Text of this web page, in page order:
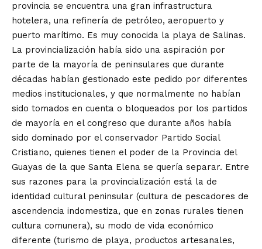
provincia se encuentra una gran infrastructura
hotelera, una refinería de petróleo, aeropuerto y
puerto marítimo. Es muy conocida la playa de Salinas.
La provincialización había sido una aspiración por
parte de la mayoría de peninsulares que durante
décadas habían gestionado este pedido por diferentes
medios institucionales, y que normalmente no habían
sido tomados en cuenta o bloqueados por los partidos
de mayoría en el congreso que durante años había
sido dominado por el conservador Partido Social
Cristiano, quienes tienen el poder de la Provincia del
Guayas de la que Santa Elena se quería separar. Entre
sus razones para la provincialización está la de
identidad cultural peninsular (cultura de pescadores de
ascendencia indomestiza, que en zonas rurales tienen
cultura comunera), su modo de vida económico
diferente (turismo de playa, productos artesanales,